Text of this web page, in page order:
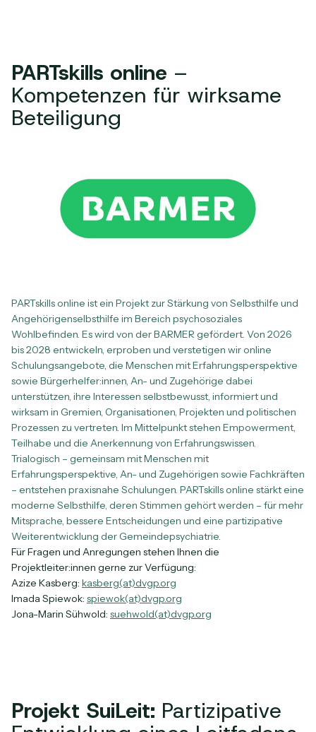
PARTskills online –
Kompetenzen für wirksame
Beteiligung
PARTskills online ist ein Projekt zur Stärkung von Selbsthilfe und
Angehörigenselbsthilfe im Bereich psychosoziales
Wohlbefinden. Es wird von der BARMER gefördert. Von 2026
bis 2028 entwickeln, erproben und verstetigen wir online
Schulungsangebote, die Menschen mit Erfahrungsperspektive
sowie Bürgerhelfer:innen, An- und Zugehörige dabei
unterstützen, ihre Interessen selbstbewusst, informiert und
wirksam in Gremien, Organisationen, Projekten und politischen
Prozessen zu vertreten. Im Mittelpunkt stehen Empowerment,
Teilhabe und die Anerkennung von Erfahrungswissen.
Trialogisch – gemeinsam mit Menschen mit
Erfahrungsperspektive, An- und Zugehörigen sowie Fachkräften
– entstehen praxisnahe Schulungen. PARTskills online stärkt eine
moderne Selbsthilfe, deren Stimmen gehört werden – für mehr
Mitsprache, bessere Entscheidungen und eine partizipative
Weiterentwicklung der Gemeindepsychiatrie.
Für Fragen und Anregungen stehen Ihnen die
Projektleiter:innen gerne zur Verfügung:
Azize Kasberg: kasberg(at)dvgp.org
Imada Spiewok: spiewok(at)dvgp.org
Jona-Marin Sühwold: suehwold(at)dvgp.org
Projekt SuiLeit: Partizipative